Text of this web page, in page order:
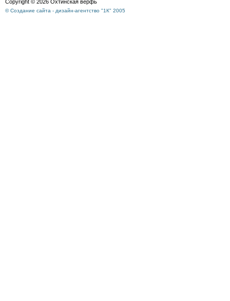
Copyright © 2026 Охтинская верфь
© Создание сайта - дизайн-агентство "1К" 2005